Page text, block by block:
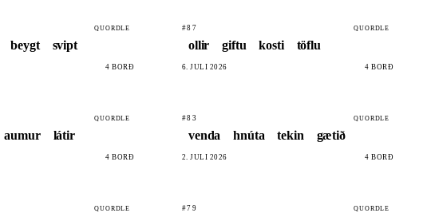
QUORDLE
beygt svipt
4 BORÐ
#87 QUORDLE
ollir giftu kosti töflu
6. JÚLÍ 2026 4 BORÐ
QUORDLE
aumur látir
4 BORÐ
#83 QUORDLE
venda hnúta tekin gætið
2. JÚLÍ 2026 4 BORÐ
QUORDLE #79 QUORDLE